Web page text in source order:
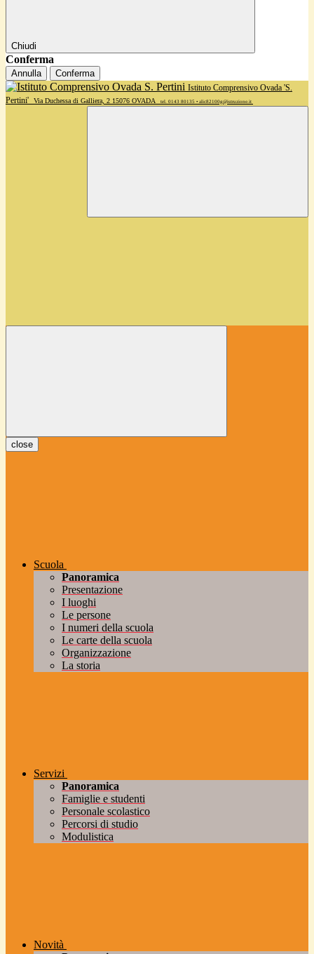
Chiudi
Conferma
Annulla Conferma
Istituto Comprensivo Ovada 'S.
Pertini'
Via Duchessa di Galliera, 2 15076 OVADA tel. 0143 80135 • alic82100g@istruzione.it
close
Scuola
Panoramica
Presentazione
I luoghi
Le persone
I numeri della scuola
Le carte della scuola
Organizzazione
La storia
Servizi
Panoramica
Famiglie e studenti
Personale scolastico
Percorsi di studio
Modulistica
Novità